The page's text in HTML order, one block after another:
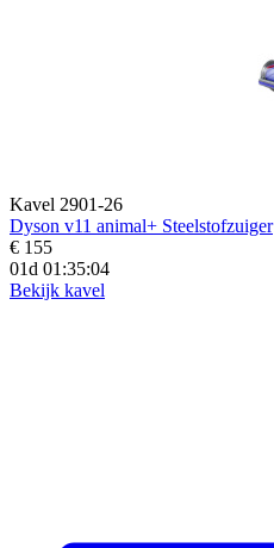
Kavel 2901-26
Dyson v11 animal+ Steelstofzuiger
€ 155
01d 01:35:02
Bekijk kavel